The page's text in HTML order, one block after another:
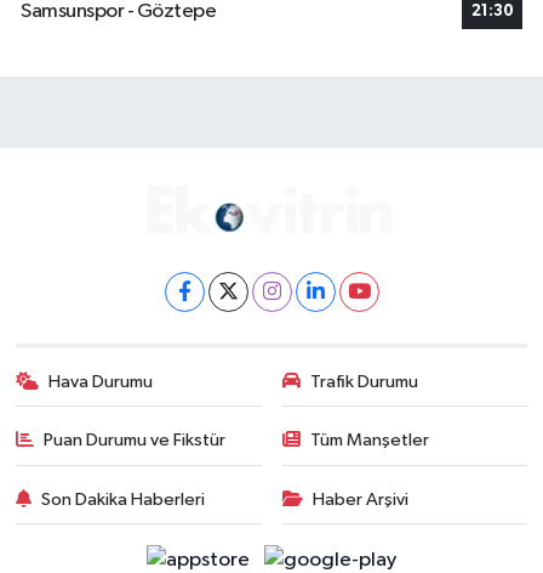
Samsunspor - Göztepe
21:30
Hava Durumu Trafik Durumu
Puan Durumu ve Fikstür Tüm Manşetler
Son Dakika Haberleri Haber Arşivi